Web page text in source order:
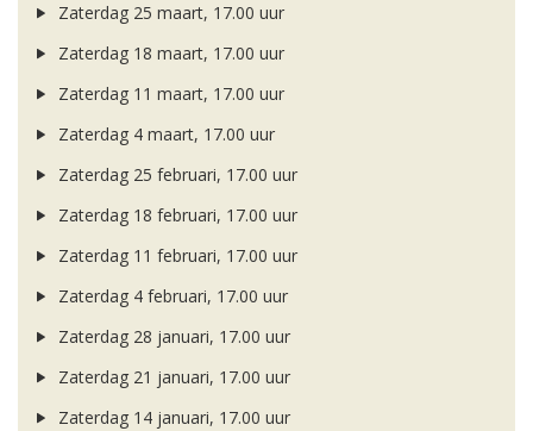
Zaterdag 25 maart, 17.00 uur
Zaterdag 18 maart, 17.00 uur
Zaterdag 11 maart, 17.00 uur
Zaterdag 4 maart, 17.00 uur
Zaterdag 25 februari, 17.00 uur
Zaterdag 18 februari, 17.00 uur
Zaterdag 11 februari, 17.00 uur
Zaterdag 4 februari, 17.00 uur
Zaterdag 28 januari, 17.00 uur
Zaterdag 21 januari, 17.00 uur
Zaterdag 14 januari, 17.00 uur